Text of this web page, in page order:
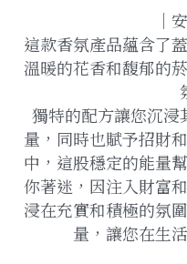
｜
這款香氛產品蘊含了
溫暖的花香和馥郁的
獨特的配方讓您沉浸
量，同時也賦予招財
中，這股穩定的能量
你著迷，因注入財富
浸在充實和積極的氛
量，讓您在生